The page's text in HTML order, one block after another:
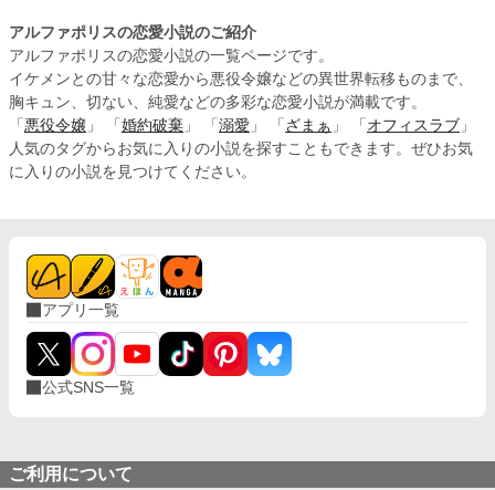
アルファポリスの恋愛小説のご紹介
アルファポリスの恋愛小説の一覧ページです。
イケメンとの甘々な恋愛から悪役令嬢などの異世界転移ものまで、
胸キュン、切ない、純愛などの多彩な恋愛小説が満載です。
「 悪役令嬢 」 「 婚約破棄 」 「 溺愛 」 「 ざまぁ 」 「 オフィスラブ 」
人気のタグからお気に入りの小説を探すこともできます。ぜひお気
に入りの小説を見つけてください。
アプリ一覧
公式SNS一覧
ご利用について